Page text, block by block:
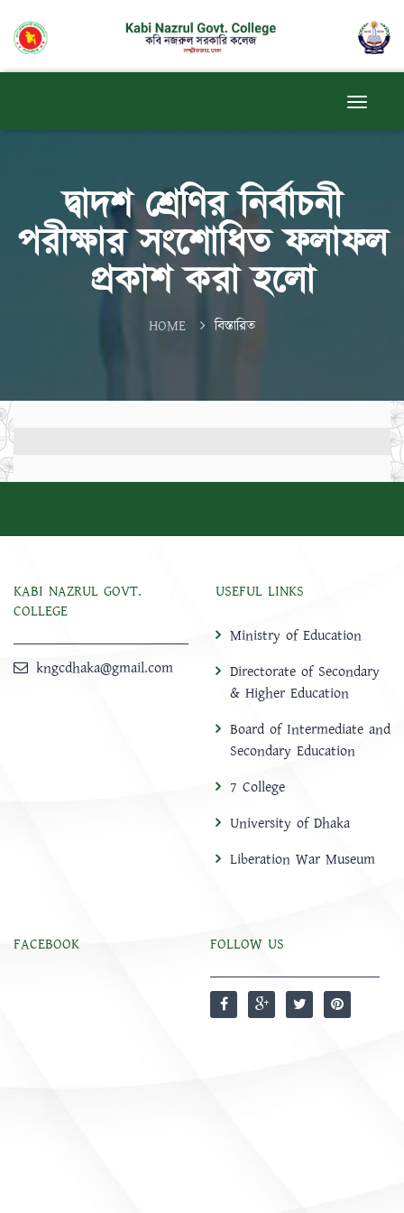
দ্বাদশ শ্রেণির নির্বাচনী
পরীক্ষার সংশোধিত ফলাফল
প্রকাশ করা হলো
HOME বিস্তারিত
KABI NAZRUL GOVT.
COLLEGE
kngcdhaka@gmail.com
USEFUL LINKS
Ministry of Education
Directorate of Secondary
& Higher Education
Board of Intermediate and
Secondary Education
7 College
University of Dhaka
Liberation War Museum
FACEBOOK FOLLOW US